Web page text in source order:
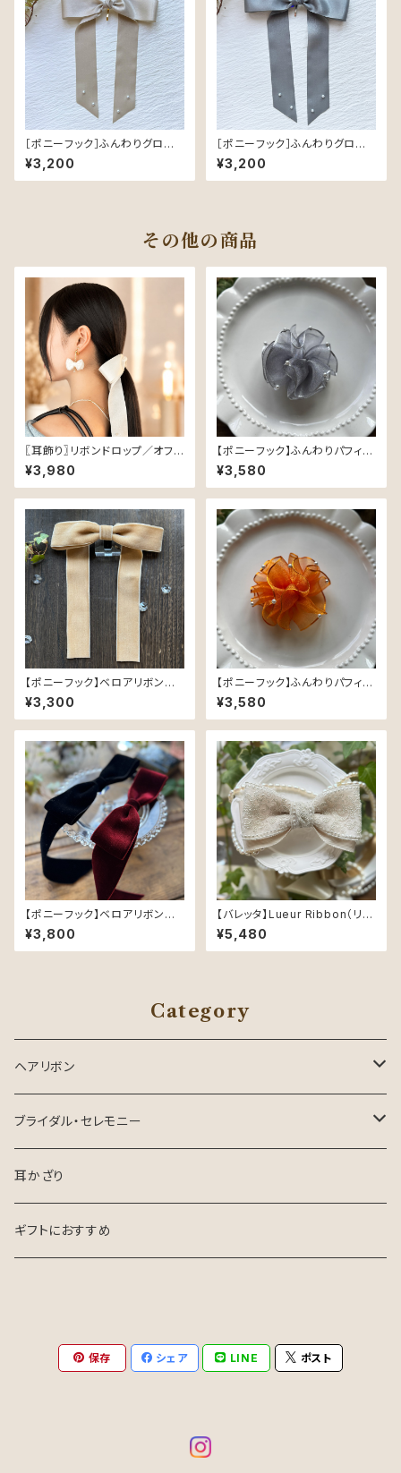
［ポニーフック］ふんわりグロスリ
ボン／Beige｜つやめく軽やか
なヘアリボン
¥3,200
［ポニーフック］ふんわりグロスリ
ボン／Gray｜つやめく軽やかな
ヘアリボン
¥3,200
その他の商品
〖耳飾り〗リボンドロップ／オフ
ホワイト
¥3,980
【ポニーフック】ふんわりパフィ S
moky Veil（グレー） — ぽんぽ
んオーガンジーの上品リボン
¥3,580
【ポニーフック】ベロアリボン／
ベージュ（36mm幅・246）
¥3,300
【ポニーフック】ふんわりパフィ A
mber Bloom（オレンジ）・— ぽ
んぽんオーガンジーの上品リボ
ン
¥3,580
【ポニーフック】ベロアリボン／
ブラック（48mm幅）
¥3,800
【バレッタ】Lueur Ribbon（リュ
ール・リボン） — 光をまとう上
品リボン Silver
¥5,480
Category
ヘアリボン
ロングテールリボン
ブライダル・セレモニー
花嫁さま向け
お呼ばれ・参列
耳かざり
ギフトにおすすめ
保存 シェア LINE ポスト